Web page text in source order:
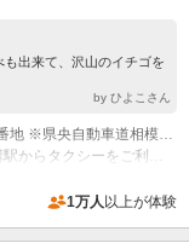
出来て、沢山のイチゴを
by ひよこさん
1万人 以上が体験